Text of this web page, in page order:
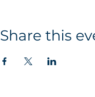
Share this